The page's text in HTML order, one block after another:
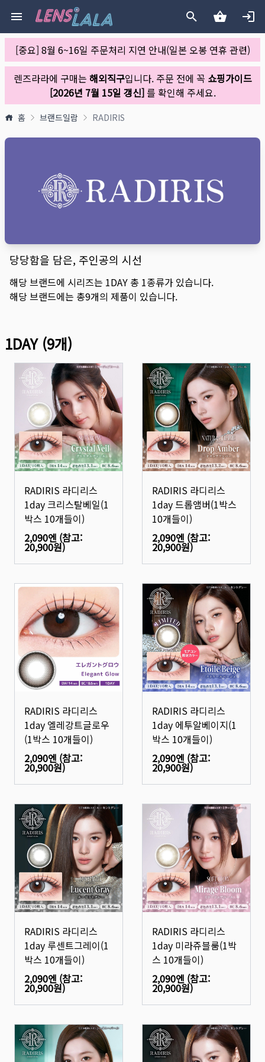
[중요] 8월 6~16일 주문처리 지연 안내(일본 오봉 연휴 관련)
렌즈라라에 구매는 해외직구입니다. 주문 전에 꼭 쇼핑가이드
[2026년 7월 15일 갱신]를 확인해 주세요.
홈 브랜드일람 RADIRIS
당당함을 담은, 주인공의 시선
해당 브랜드에 시리즈는 1DAY 총 1종류가 있습니다.
해당 브랜드에는 총9개의 제품이 있습니다.
1DAY(9개)
RADIRIS 라디리스
1day 크리스탈베일(1
박스 10개들이)
2,090엔 (참고:
20,900원)
RADIRIS 라디리스
1day 드롭앰버(1박스
10개들이)
2,090엔 (참고:
20,900원)
RADIRIS 라디리스
1day 엘레강트글로우
(1박스 10개들이)
2,090엔 (참고:
20,900원)
RADIRIS 라디리스
1day 에투알베이지(1
박스 10개들이)
2,090엔 (참고:
20,900원)
RADIRIS 라디리스
1day 루센트그레이(1
박스 10개들이)
2,090엔 (참고:
20,900원)
RADIRIS 라디리스
1day 미라쥬블룸(1박
스 10개들이)
2,090엔 (참고:
20,900원)